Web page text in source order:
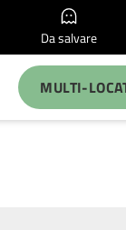
Da salvare
MULTI-